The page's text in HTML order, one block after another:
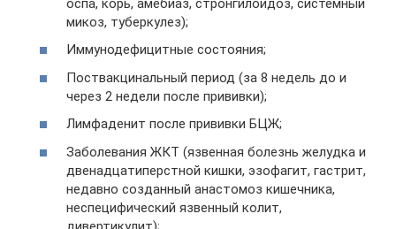
микоз, туберкулез);
Иммунодефицитные состояния;
Поствакцинальный период (за 8 недель до и
через 2 недели после прививки);
Лимфаденит после прививки БЦЖ;
Заболевания ЖКТ (язвенная болезнь желудка и
двенадцатиперстной кишки, эзофагит, гастрит,
недавно созданный анастомоз кишечника,
неспецифический язвенный колит,